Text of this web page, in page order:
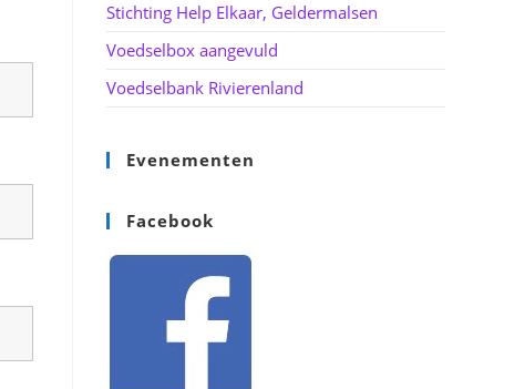
Stichting Help Elkaar, Geldermalsen
Voedselbox aangevuld
Voedselbank Rivierenland
Evenementen
Facebook